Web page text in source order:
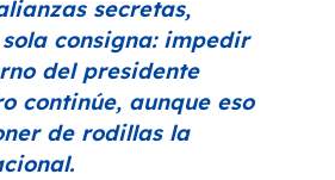
secretas,
consigna: impedir
del presidente
continúe, aunque eso
de rodillas la